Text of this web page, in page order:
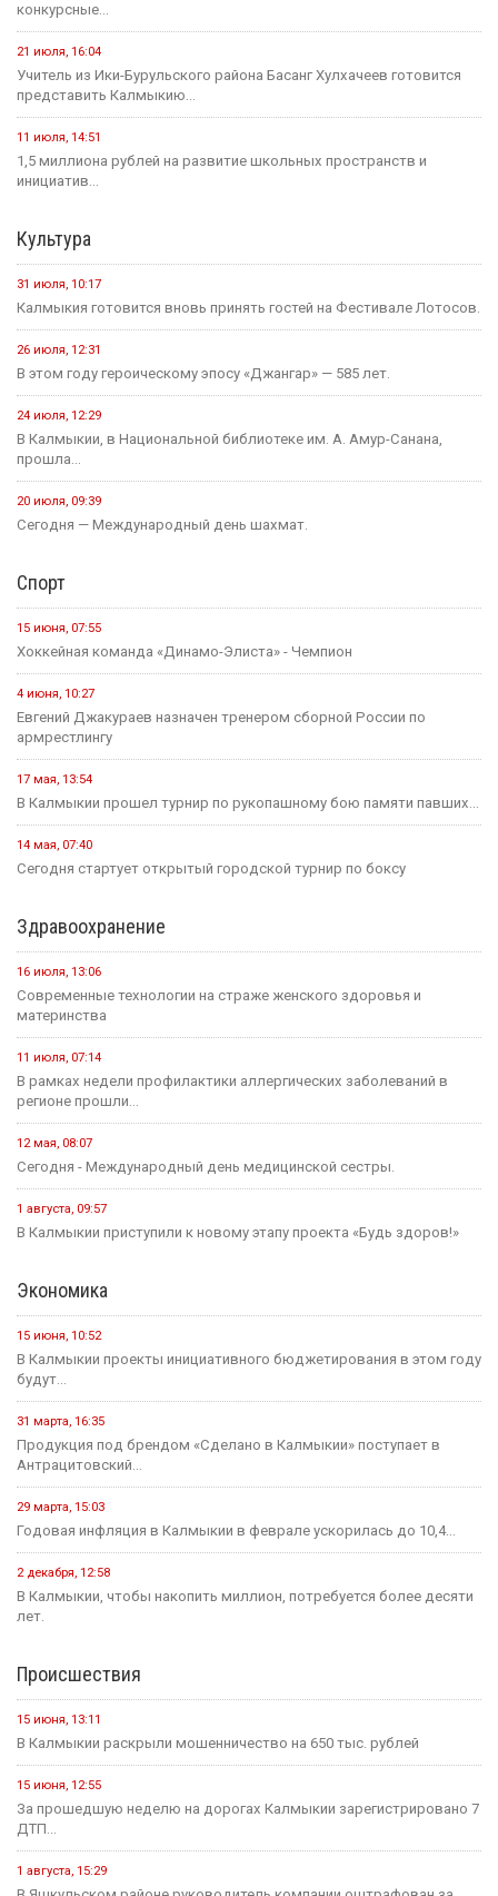
конкурсные...
21 июля, 16:04
Учитель из Ики-Бурульского района Басанг Хулхачеев готовится
представить Калмыкию...
11 июля, 14:51
1,5 миллиона рублей на развитие школьных пространств и
инициатив...
Культура
31 июля, 10:17
Калмыкия готовится вновь принять гостей на Фестивале Лотосов.
26 июля, 12:31
В этом году героическому эпосу «Джангар» — 585 лет.
24 июля, 12:29
В Калмыкии, в Национальной библиотеке им. А. Амур-Санана,
прошла...
20 июля, 09:39
Сегодня — Международный день шахмат.
Спорт
15 июня, 07:55
Хоккейная команда «Динамо-Элиста» - Чемпион
4 июня, 10:27
Евгений Джакураев назначен тренером сборной России по
армрестлингу
17 мая, 13:54
В Калмыкии прошел турнир по рукопашному бою памяти павших...
14 мая, 07:40
Сегодня стартует открытый городской турнир по боксу
Здравоохранение
16 июля, 13:06
Современные технологии на страже женского здоровья и
материнства
11 июля, 07:14
В рамках недели профилактики аллергических заболеваний в
регионе прошли...
12 мая, 08:07
Сегодня - Международный день медицинской сестры.
1 августа, 09:57
В Калмыкии приступили к новому этапу проекта «Будь здоров!»
Экономика
15 июня, 10:52
В Калмыкии проекты инициативного бюджетирования в этом году
будут...
31 марта, 16:35
Продукция под брендом «Сделано в Калмыкии» поступает в
Антрацитовский...
29 марта, 15:03
Годовая инфляция в Калмыкии в феврале ускорилась до 10,4...
2 декабря, 12:58
В Калмыкии, чтобы накопить миллион, потребуется более десяти
лет.
Происшествия
15 июня, 13:11
В Калмыкии раскрыли мошенничество на 650 тыс. рублей
15 июня, 12:55
За прошедшую неделю на дорогах Калмыкии зарегистрировано 7
ДТП...
1 августа, 15:29